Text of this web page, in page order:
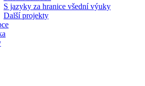
S jazyky za hranice všední výuky
Další projekty